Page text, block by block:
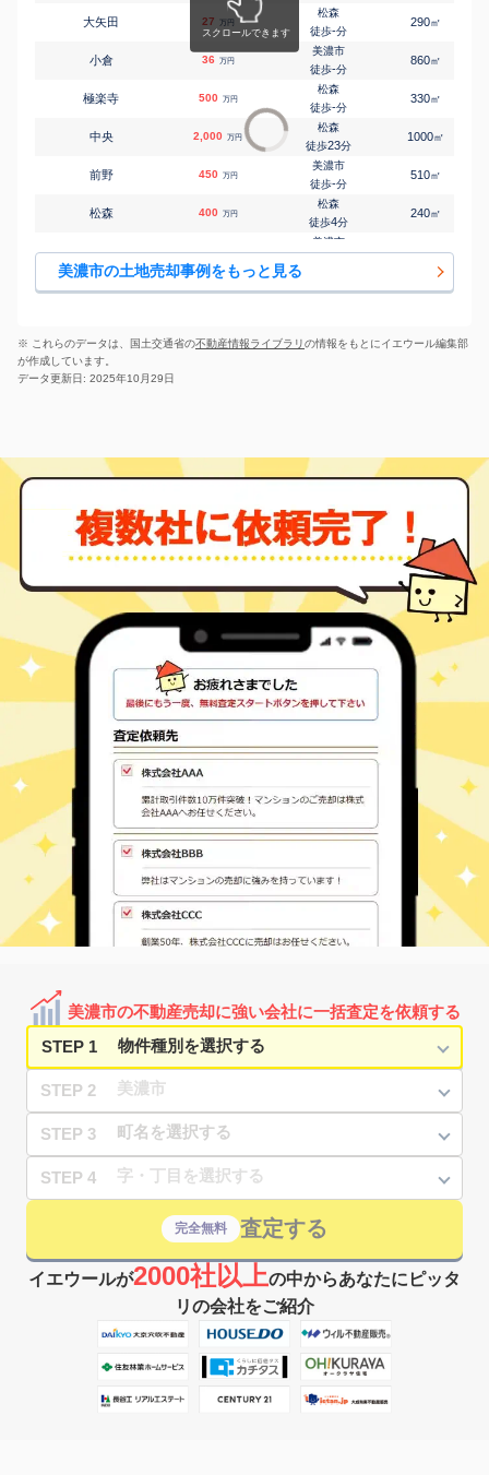
大矢田 27 万円
松森
徒歩-分
290㎡
小倉 36 万円
美濃市
徒歩-分
860㎡
極楽寺 500 万円
松森
徒歩-分
330㎡
中央 2,000 万円
松森
徒歩23分
1000㎡
前野 450 万円
美濃市
徒歩-分
510㎡
松森 400 万円
松森
徒歩4分
240㎡
松森 210 万円
美濃市
330㎡
美濃市の土地売却事例をもっと見る
※ これらのデータは、国土交通省の不動産情報ライブラリの情報をもとにイエウール編集部
が作成しています。
データ更新日: 2025年10月29日
美濃市の不動産売却に強い会社に一括査定を依頼する
STEP 1
STEP 2
STEP 3
STEP 4
完全無料 査定する
イエウールが2000社以上の中からあなたにピッタ
リの会社をご紹介